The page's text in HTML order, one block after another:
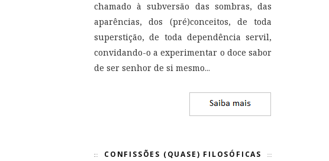
chamado à subversão das sombras, das
aparências, dos (pré)conceitos, de toda
superstição, de toda dependência servil,
convidando-o a experimentar o doce sabor
de ser senhor de si mesmo...
CONFISSÕES (QUASE) FILOSÓFICAS